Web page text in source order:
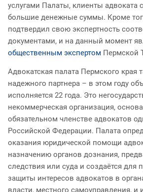
услугами Палаты, клиенты адвоката
большие денежные суммы. Кроме
подтвердил свою экспертность
документами, и на данный момент
общественным экспертом Пермской
Адвокатская палата Пермского края
надежного партнера – в этом году
исполняется 22 года. Это
некоммерческая организация,
обязательном членстве адвокатов
Российской Федерации. Палата
оказания юридической помощи
назначению органов дознания,
следствия или суда и создаётся для
защиты интересов адвокатов в
власти, местного самоуправления, и